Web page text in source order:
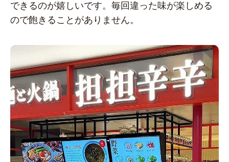
できるのが嬉しいです。毎回違った味が楽しめる
ので飽きることがありません。